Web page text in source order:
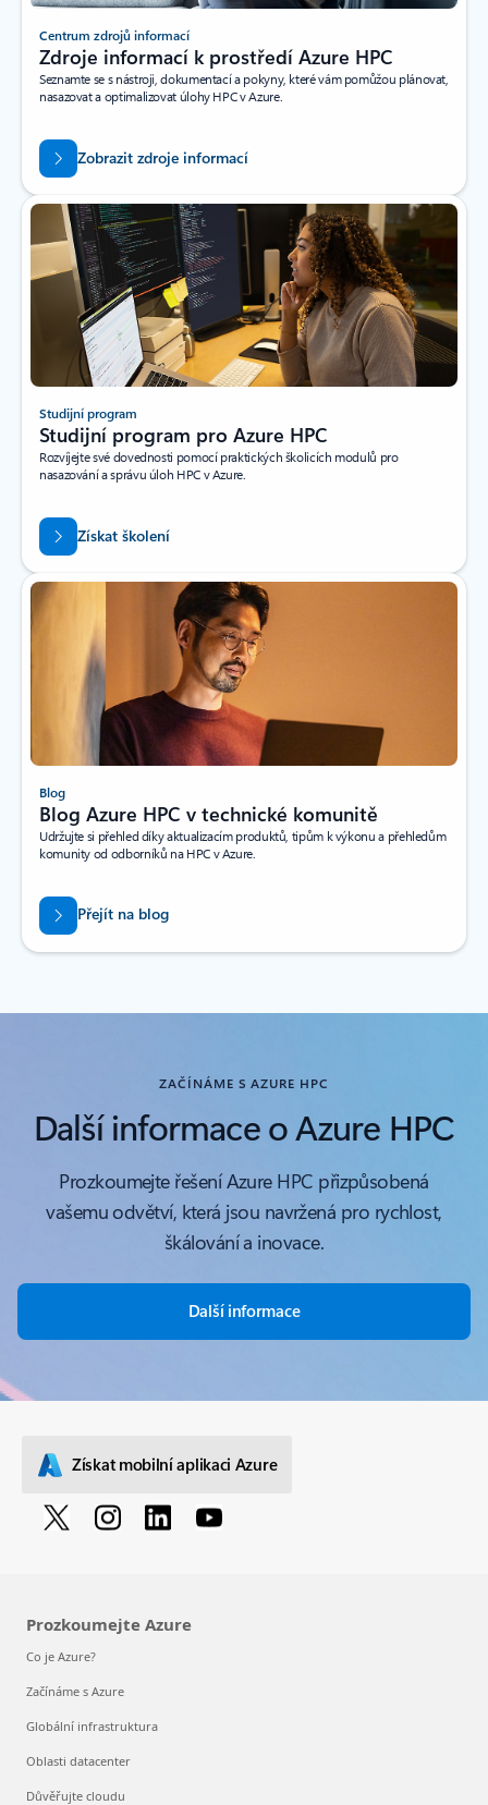
Centrum zdrojů informací
Zdroje informací k prostředí Azure HPC
Seznamte se s nástroji, dokumentací a pokyny, které vám pomůžou plánovat,
nasazovat a optimalizovat úlohy HPC v Azure.
Zobrazit zdroje informací
Studijní program
Studijní program pro Azure HPC
Rozvíjejte své dovednosti pomocí praktických školicích modulů pro
nasazování a správu úloh HPC v Azure.
Získat školení
Blog
Blog Azure HPC v technické komunitě
Udržujte si přehled díky aktualizacím produktů, tipům k výkonu a přehledům
komunity od odborníků na HPC v Azure.
Přejít na blog
ZAČÍNÁME S AZURE HPC
Další informace o Azure HPC
Prozkoumejte řešení Azure HPC přizpůsobená
vašemu odvětví, která jsou navržená pro rychlost,
škálování a inovace.
Další informace
Získat mobilní aplikaci Azure
Prozkoumejte Azure
Co je Azure?
Začínáme s Azure
Globální infrastruktura
Oblasti datacenter
Důvěřujte cloudu